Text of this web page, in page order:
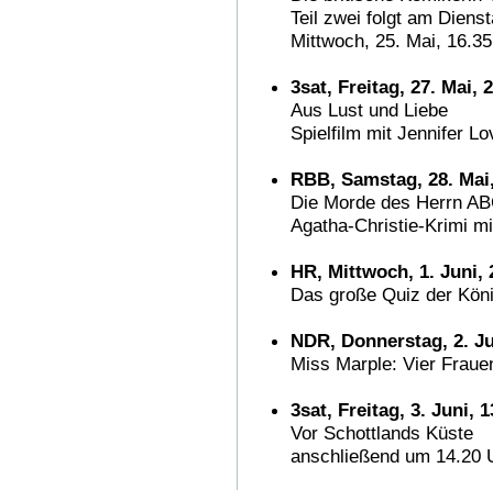
Teil zwei folgt am
Mittwoch, 25. Mai,
3sat, Freitag, 27. Mai,
Aus Lust und Liebe
Spielfilm mit Jennifer
RBB, Samstag, 28.
Die Morde des Herrn
Agatha-Christie-Krimi
HR, Mittwoch, 1. Juni,
Das große Quiz der
NDR, Donnerstag, 2.
Miss Marple: Vier
3sat, Freitag, 3. Juni,
Vor Schottlands Küste
anschließend um 14.20